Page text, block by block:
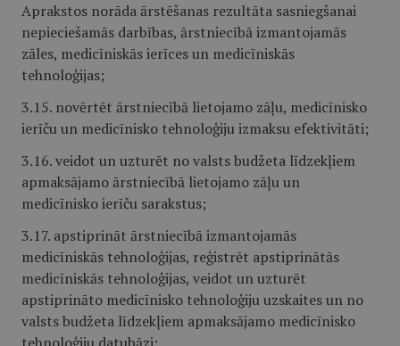
Aprakstos norāda ārstēšanas rezultāta sasniegšanai
nepieciešamās darbības, ārstniecībā izmantojamās
zāles, medicīniskās ierīces un medicīniskās
tehnoloģijas;
3.15. novērtēt ārstniecībā lietojamo zāļu, medicīnisko
ierīču un medicīnisko tehnoloģiju izmaksu efektivitāti;
3.16. veidot un uzturēt no valsts budžeta līdzekļiem
apmaksājamo ārstniecībā lietojamo zāļu un
medicīnisko ierīču sarakstus;
3.17. apstiprināt ārstniecībā izmantojamās
medicīniskās tehnoloģijas, reģistrēt apstiprinātās
medicīniskās tehnoloģijas, veidot un uzturēt
apstiprināto medicīnisko tehnoloģiju uzskaites un no
valsts budžeta līdzekļiem apmaksājamo medicīnisko